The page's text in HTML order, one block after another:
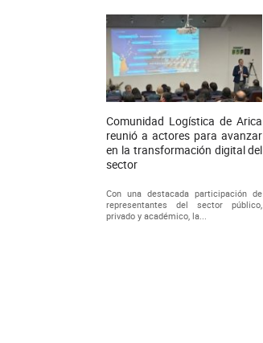
Comunidad Logística de Arica
reunió a actores para avanzar
en la transformación digital del
sector
Con una destacada participación de
representantes del sector público,
privado y académico, la...